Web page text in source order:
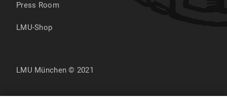
Press Room
LMU-Shop
LMU München © 2021